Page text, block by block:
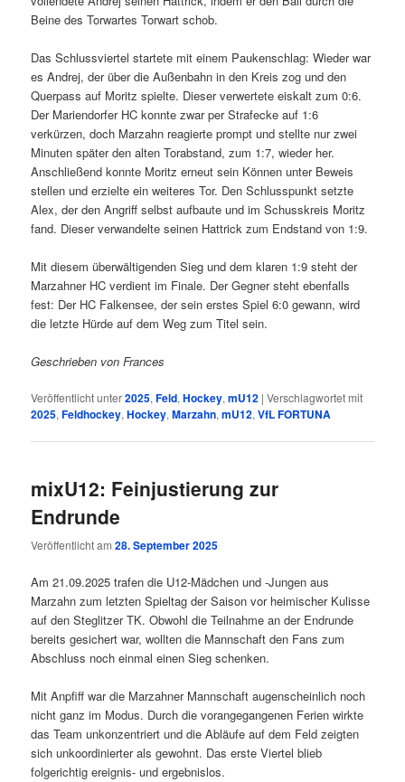
Beine des Torwartes Torwart schob.
Das Schlussviertel startete mit einem Paukenschlag: Wieder war
es Andrej, der über die Außenbahn in den Kreis zog und den
Querpass auf Moritz spielte. Dieser verwertete eiskalt zum 0:6.
Der Mariendorfer HC konnte zwar per Strafecke auf 1:6
verkürzen, doch Marzahn reagierte prompt und stellte nur zwei
Minuten später den alten Torabstand, zum 1:7, wieder her.
Anschließend konnte Moritz erneut sein Können unter Beweis
stellen und erzielte ein weiteres Tor. Den Schlusspunkt setzte
Alex, der den Angriff selbst aufbaute und im Schusskreis Moritz
fand. Dieser verwandelte seinen Hattrick zum Endstand von 1:9.
Mit diesem überwältigenden Sieg und dem klaren 1:9 steht der
Marzahner HC verdient im Finale. Der Gegner steht ebenfalls
fest: Der HC Falkensee, der sein erstes Spiel 6:0 gewann, wird
die letzte Hürde auf dem Weg zum Titel sein.
Geschrieben von Frances
Veröffentlicht unter2025,Feld,Hockey,mU12 |Verschlagwortet mit
2025,Feldhockey,Hockey,Marzahn,mU12,VfL FORTUNA
mixU12: Feinjustierung zur
Endrunde
Veröffentlicht am28. September 2025
Am 21.09.2025 trafen die U12-Mädchen und -Jungen aus
Marzahn zum letzten Spieltag der Saison vor heimischer Kulisse
auf den Steglitzer TK. Obwohl die Teilnahme an der Endrunde
bereits gesichert war, wollten die Mannschaft den Fans zum
Abschluss noch einmal einen Sieg schenken.
Mit Anpfiff war die Marzahner Mannschaft augenscheinlich noch
nicht ganz im Modus. Durch die vorangegangenen Ferien wirkte
das Team unkonzentriert und die Abläufe auf dem Feld zeigten
sich unkoordinierter als gewohnt. Das erste Viertel blieb
folgerichtig ereignis- und ergebnislos.